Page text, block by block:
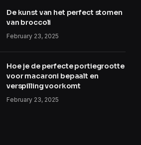
De kunst van het perfect stomen
van broccoli
February 23, 2025
Hoe je de perfecte portiegrootte
voor macaroni bepaalt en
verspilling voorkomt
February 23, 2025